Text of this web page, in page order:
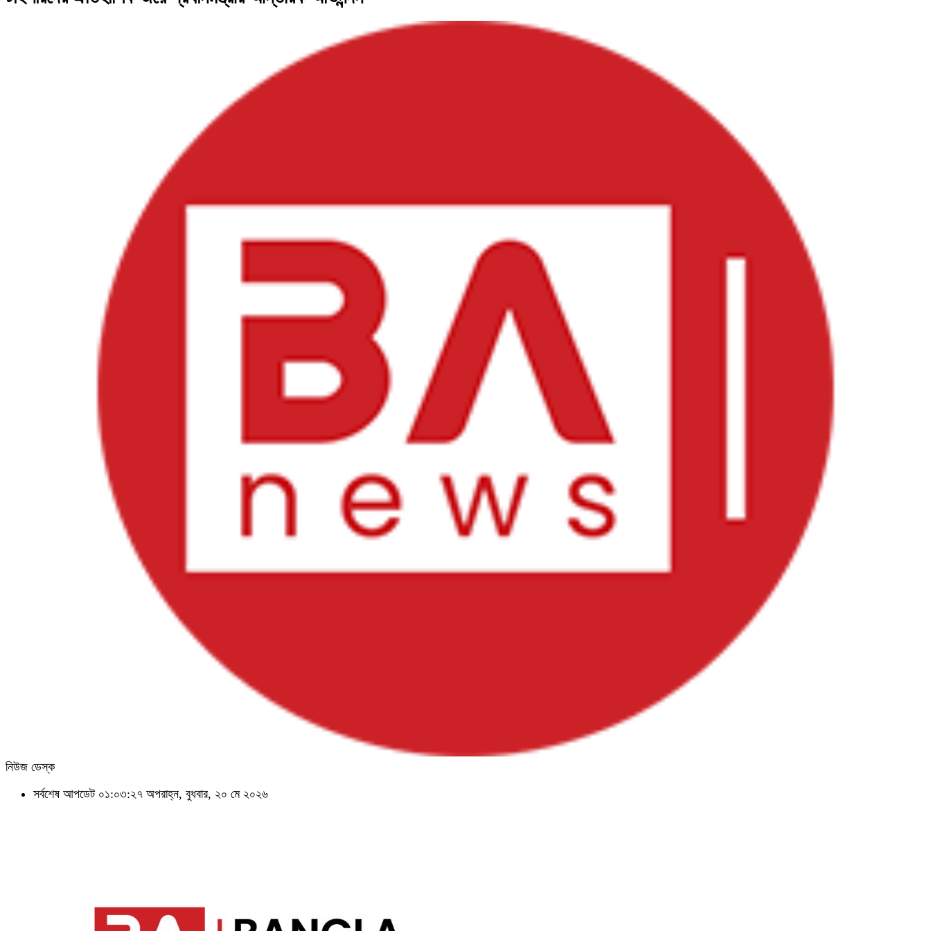
নিউজ ডেস্ক
সর্বশেষ আপডেট ০১:০৩:২৭ অপরাহ্ন, বুধবার, ২০ মে ২০২৬